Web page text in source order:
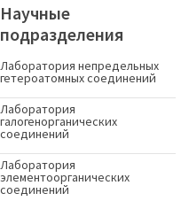
Научные
подразделения
Лаборатория непредельных
гетероатомных соединений
Лаборатория
галогенорганических
соединений
Лаборатория
элементоорганических
соединений